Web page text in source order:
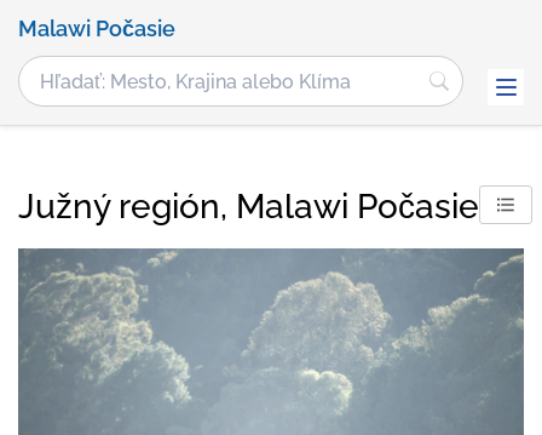
Malawi Počasie
Južný región, Malawi Počasie